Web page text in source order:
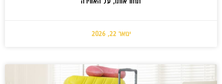
ינואר 22, 2026